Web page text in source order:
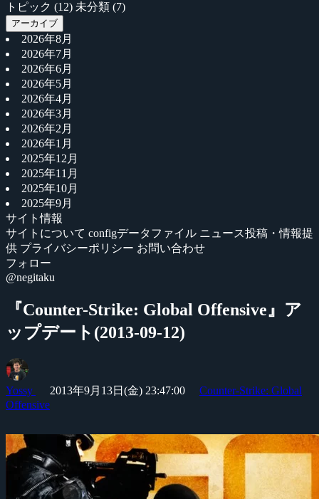
トピック (12) 未分類 (7)
アーカイブ
2026年8月
2026年7月
2026年6月
2026年5月
2026年4月
2026年3月
2026年2月
2026年1月
2025年12月
2025年11月
2025年10月
2025年9月
サイト情報
サイトについて configデータファイル ニュース投稿・情報提
供 プライバシーポリシー お問い合わせ
フォロー
@negitaku
『Counter-Strike: Global Offensive』ア
ップデート(2013-09-12)
Yossy 2013年9月13日(金) 23:47:00
Counter-Strike: Global
Offensive